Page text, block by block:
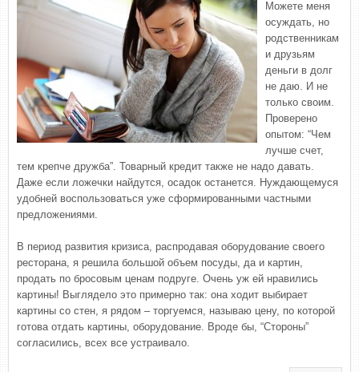
Можете меня
осуждать, но
родственникам
и друзьям
деньги в долг
не даю. И не
только своим.
Проверено
опытом: “Чем
лучше счет,
тем крепче дружба”. Товарный кредит также не надо давать.
Даже если ложечки найдутся, осадок останется. Нуждающемуся
удобней воспользоваться уже сформированными частными
предложениями.
В период развития кризиса, распродавая оборудование своего
ресторана, я решила большой объем посуды, да и картин,
продать по бросовым ценам подруге. Очень уж ей нравились
картины! Выглядело это примерно так: она ходит выбирает
картины со стен, я рядом – торгуемся, называю цену, по которой
готова отдать картины, оборудование. Вроде бы, “Стороны”
согласились, всех все устраивало.